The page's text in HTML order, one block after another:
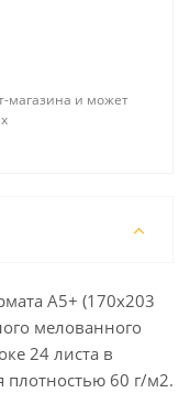
магазина и может
А5+ (170х203
мелованного
24 листа в
плотностью 60 г/м2.